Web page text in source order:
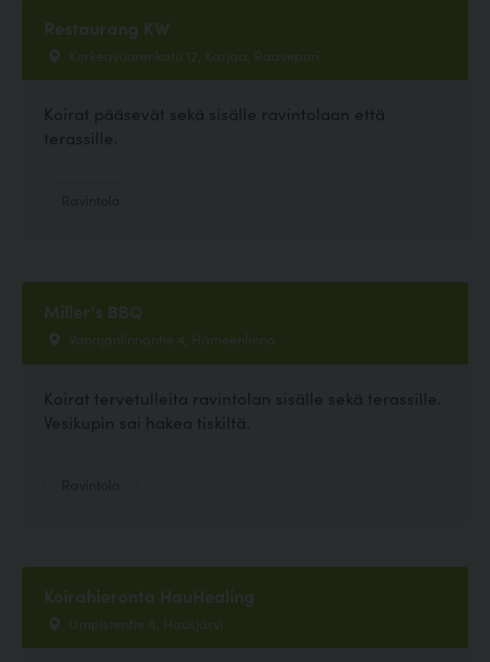
Restaurang KW
Korkeavuorenkatu 12, Karjaa, Raasepori
Koirat pääsevät sekä sisälle ravintolaan että
terassille.
Miller's BBQ
Vanajanlinnantie 4, Hämeenlinna
Koirat tervetulleita ravintolan sisälle sekä terassille.
Vesikupin sai hakea tiskiltä.
Koirahieronta HauHealing
Umpistentie 8, Hausjärvi